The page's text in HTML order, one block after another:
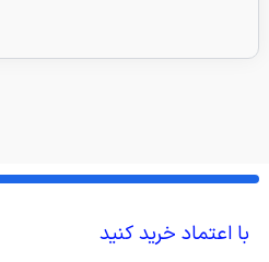
با اعتماد خرید کنید